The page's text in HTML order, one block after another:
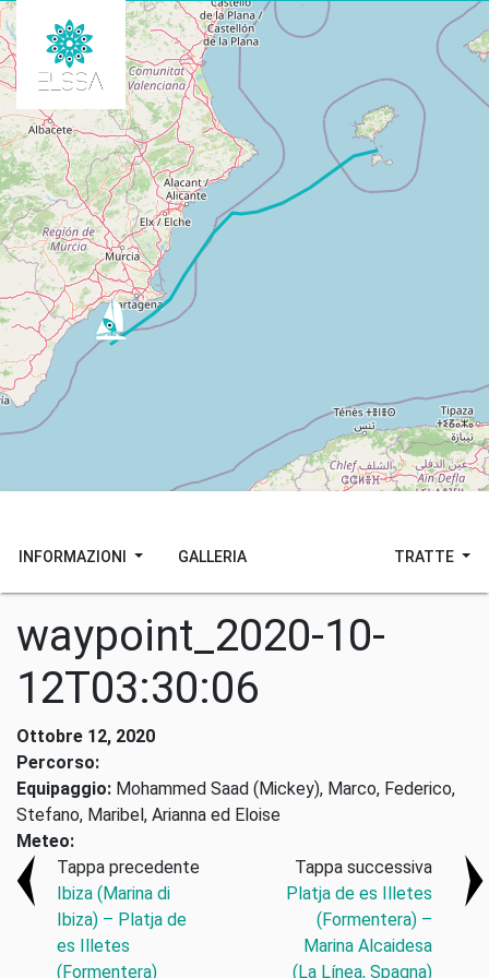
INFORMAZIONI GALLERIA TRATTE
waypoint_2020-10-
12T03:30:06
Ottobre 12, 2020
Percorso:
Equipaggio: Mohammed Saad (Mickey), Marco, Federico,
Stefano, Maribel, Arianna ed Eloise
Meteo:
Tappa precedente
Ibiza (Marina di
Ibiza) – Platja de
es Illetes
(Formentera)
Tappa successiva
Platja de es Illetes
(Formentera) –
Marina Alcaidesa
(La Línea, Spagna)